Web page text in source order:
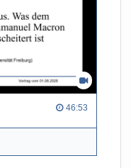
46:53